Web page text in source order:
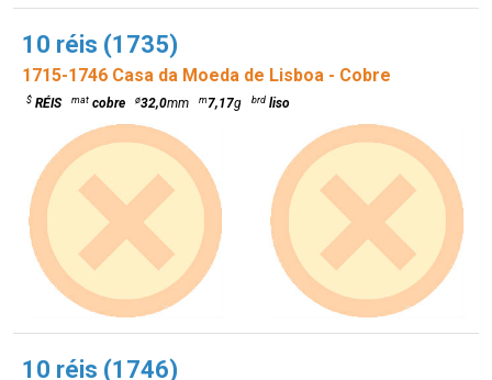
10 réis (1735)
1715-1746 Casa da Moeda de Lisboa - Cobre
$ RÉIS mat cobre ø32,0mm m7,17g brd liso
10 réis (1746)